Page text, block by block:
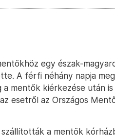
egy észak-
A férfi néhány napja
mentők kiérkezése után
esetről az Országos
a mentők